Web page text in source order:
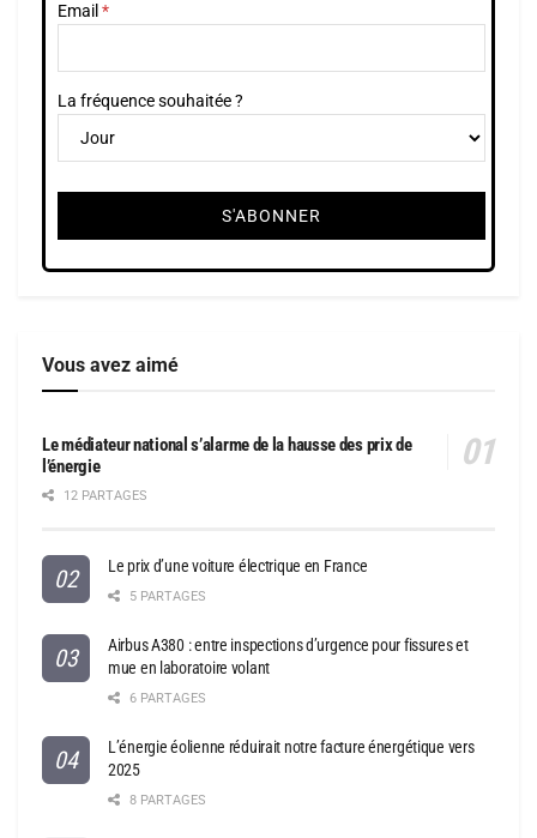
Email
La fréquence souhaitée ?
Vous avez aimé
Le médiateur national s’alarme de la hausse des prix de
l’énergie
12 PARTAGES
Le prix d’une voiture électrique en France
5 PARTAGES
Airbus A380 : entre inspections d’urgence pour fissures et
mue en laboratoire volant
6 PARTAGES
L’énergie éolienne réduirait notre facture énergétique vers
2025
8 PARTAGES